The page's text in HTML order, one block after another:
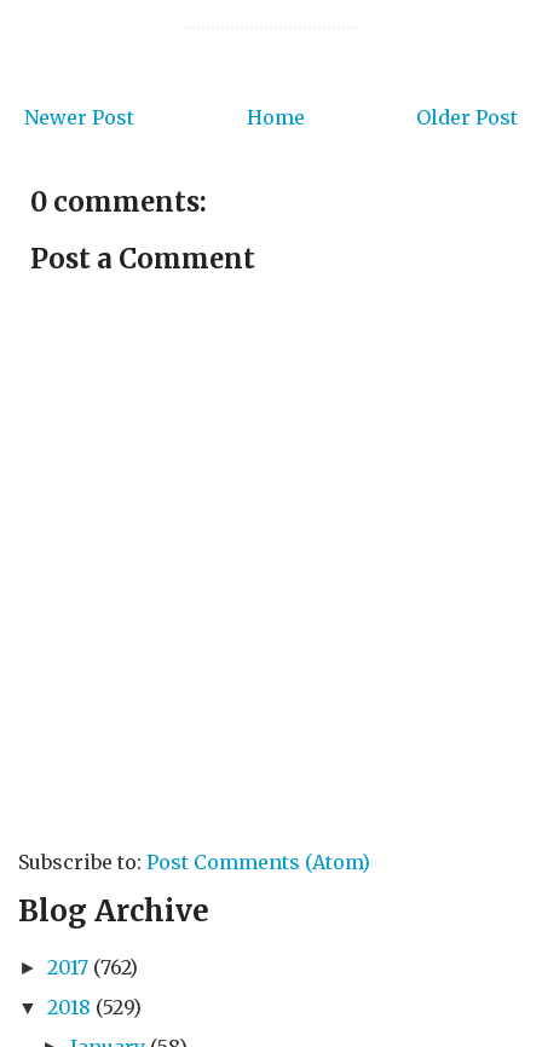
Newer Post Older Post
Home
0 comments:
Post a Comment
Subscribe to: Post Comments (Atom)
Blog Archive
► 2017 (762)
▼ 2018 (529)